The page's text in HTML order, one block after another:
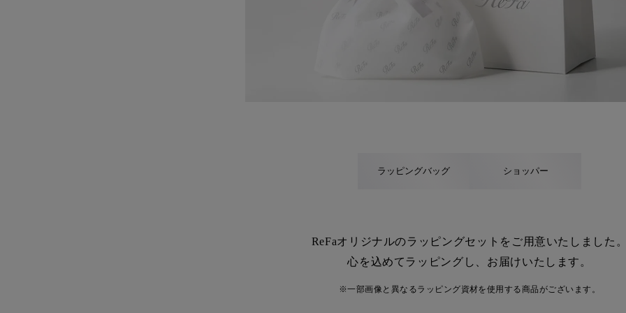
ラッピングバッグ ショッパー
ReFaオリジナルのラッピングセットを ご用意いたしました
心を込めてラッピングし、お届けいたします。
※一部画像と異なるラッピング資材を使用する商品がございます。